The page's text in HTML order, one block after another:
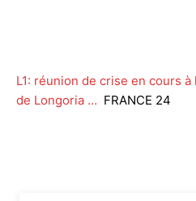
L1: réunion de crise en cours
de Longoria … FRANCE 24